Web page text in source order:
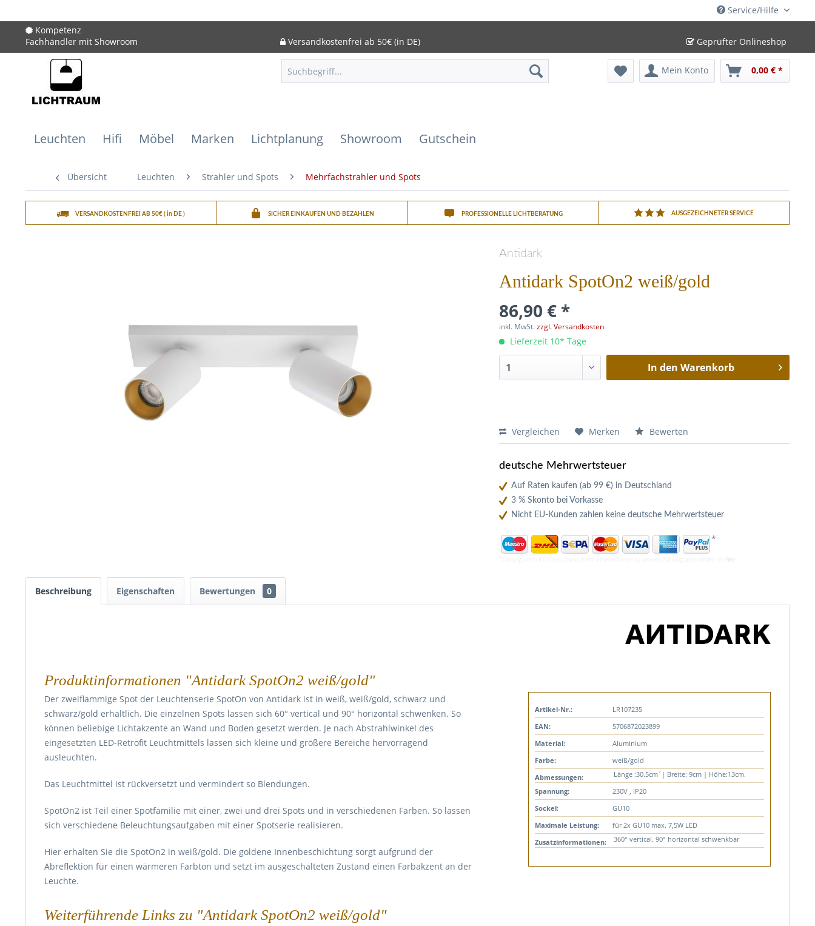
Service/Hilfe
Kompetenz
Fachhändler mit Showroom
Versandkostenfrei ab 50€ (in DE) Geprüfter Onlineshop
Mein Konto 0,00 € *
Leuchten Hifi Möbel Marken Lichtplanung Showroom Gutschein
Übersicht Leuchten Strahler und Spots Mehrfachstrahler und Spots
VERSANDKOSTENFREI AB 50€ ( in DE ) SICHER EINKAUFEN UND BEZAHLEN PROFESSIONELLE LICHTBERATUNG AUSGEZEICHNETER SERVICE
Antidark
Antidark SpotOn2 weiß/gold
86,90 € *
inkl. MwSt.zzgl. Versandkosten
Lieferzeit 10* Tage
In den Warenkorb
Vergleichen Merken Bewerten
deutsche Mehrwertsteuer
Auf Raten kaufen (ab 99 €) in Deutschland
3 % Skonto bei Vorkasse
Nicht EU-Kunden zahlen keine deutsche Mehrwertsteuer
*
*Zahlungsarten für Deutschland. Mehr Informationen zu unseren Zahlungsarten finden Sie hier
Beschreibung Eigenschaften Bewertungen 0
Produktinformationen "Antidark SpotOn2 weiß/gold"
Der zweiflammige Spot der Leuchtenserie SpotOn von Antidark ist in weiß, weiß/gold, schwarz und
schwarz/gold erhältlich. Die einzelnen Spots lassen sich 60° vertical und 90° horizontal schwenken. So
können beliebige Lichtakzente an Wand und Boden gesetzt werden. Je nach Abstrahlwinkel des
eingesetzten LED-Retrofit Leuchtmittels lassen sich kleine und größere Bereiche hervorragend
ausleuchten.
Das Leuchtmittel ist rückversetzt und vermindert so Blendungen.
SpotOn2 ist Teil einer Spotfamilie mit einer, zwei und drei Spots und in verschiedenen Farben. So lassen
sich verschiedene Beleuchtungsaufgaben mit einer Spotserie realisieren.
Hier erhalten Sie die SpotOn2 in weiß/gold. Die goldene Innenbeschichtung sorgt aufgrund der
Abreflektion für einen wärmeren Farbton und setzt im ausgeschalteten Zustand einen Farbakzent an der
Leuchte.
Artikel-Nr.:
LR107235
EAN:
5706872023899
Material:
Aluminium
Farbe:
weiß/gold
Abmessungen:
Länge :30.5cm´| Breite: 9cm | Höhe:13cm.
Spannung:
230V , IP20
Sockel:
GU10
Maximale Leistung:
für 2x GU10 max. 7,5W LED
Zusatzinformationen:
360° vertical. 90° horizontal schwenkbar
Weiterführende Links zu "Antidark SpotOn2 weiß/gold"